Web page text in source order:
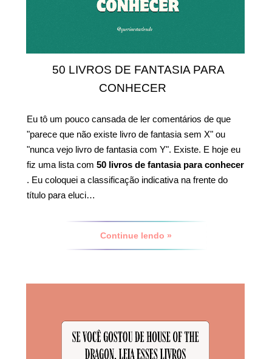
50 LIVROS DE FANTASIA PARA
CONHECER
Eu tô um pouco cansada de ler comentários de que
"parece que não existe livro de fantasia sem X" ou
"nunca vejo livro de fantasia com Y". Existe. E hoje eu
fiz uma lista com 50 livros de fantasia para conhecer
. Eu coloquei a classificação indicativa na frente do
título para eluci…
Continue lendo »